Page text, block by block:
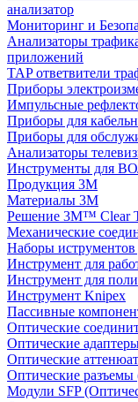
анализатор
Мониторинг и
Анализаторы
приложений
TAP ответвители
Приборы
Импульсные
Приборы для
Приборы для
Анализаторы
Инструменты для
Продукция 3M
Материалы 3М
Решение 3M™ Clear
Механические
Наборы иструментов
Инструмент для
Инструмент для
Инструмент Knipex
Пассивные
Оптические
Оптические
Оптические
Оптические разъемы
Модули SFP